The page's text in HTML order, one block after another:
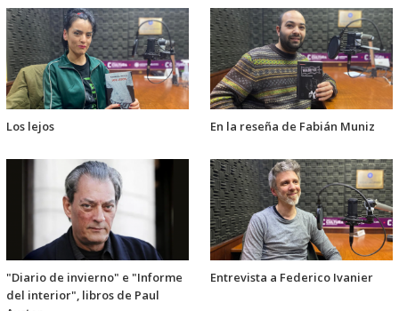
Los lejos En la reseña de Fabián Muniz
"Diario de invierno" e "Informe
del interior", libros de Paul
Entrevista a Federico Ivanier